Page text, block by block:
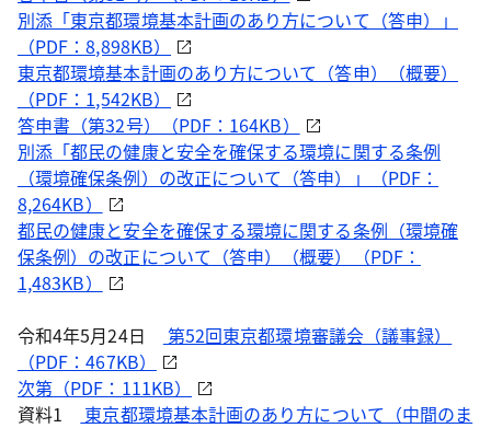
別添「東京都環境基本計画のあり方について（答申）」
（PDF：8,898KB）
東京都環境基本計画のあり方について（答申）（概要）
（PDF：1,542KB）
答申書（第32号）（PDF：164KB）
別添「都民の健康と安全を確保する環境に関する条例
（環境確保条例）の改正について（答申）」（PDF：
8,264KB）
都民の健康と安全を確保する環境に関する条例（環境確
保条例）の改正について（答申）（概要）（PDF：
1,483KB）
令和4年5月24日
第52回東京都環境審議会（議事録）
（PDF：467KB）
次第（PDF：111KB）
資料1
東京都環境基本計画のあり方について（中間のま